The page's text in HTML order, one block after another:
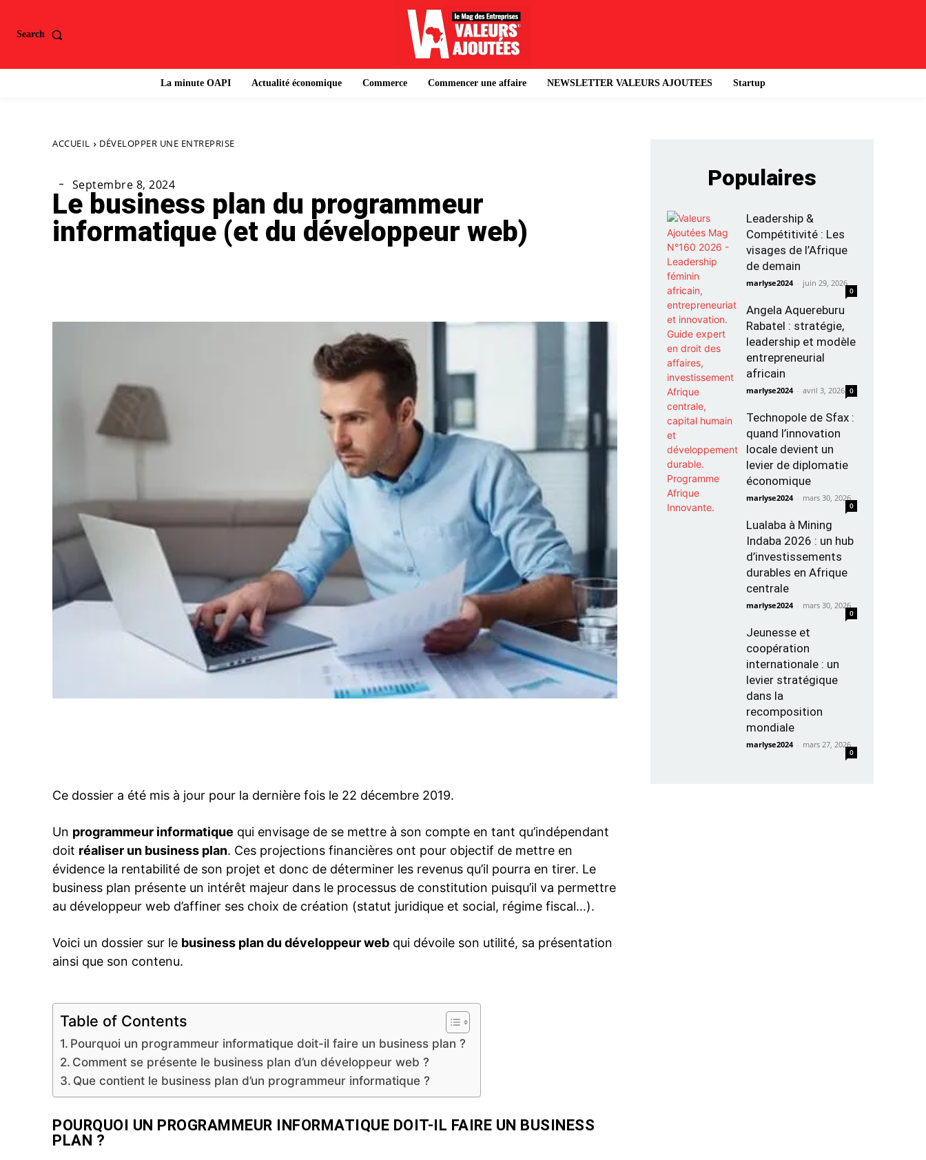
Search
La minute OAPI Actualité économique Commerce Commencer une affaire NEWSLETTER VALEURS AJOUTEES Startup
ACCUEIL DÉVELOPPER UNE ENTREPRISE
Septembre 8, 2024
Le business plan du programmeur
informatique (et du développeur web)
Ce dossier a été mis à jour pour la dernière fois le 22 décembre 2019.
Un programmeur informatique qui envisage de se mettre à son compte en tant qu’indépendant
doit réaliser un business plan. Ces projections financières ont pour objectif de mettre en
évidence la rentabilité de son projet et donc de déterminer les revenus qu’il pourra en tirer. Le
business plan présente un intérêt majeur dans le processus de constitution puisqu’il va permettre
au développeur web d’affiner ses choix de création (statut juridique et social, régime fiscal…).
Voici un dossier sur le business plan du développeur web qui dévoile son utilité, sa présentation
ainsi que son contenu.
Table of Contents
Pourquoi un programmeur informatique doit-il faire un business plan ?
Comment se présente le business plan d’un développeur web ?
Que contient le business plan d’un programmeur informatique ?
POURQUOI UN PROGRAMMEUR INFORMATIQUE DOIT-IL FAIRE UN BUSINESS
PLAN ?
Populaires
Leadership &
Compétitivité : Les
visages de l’Afrique
de demain
marlyse2024 - juin 29, 2026
0
Angela Aquereburu
Rabatel : stratégie,
leadership et modèle
entrepreneurial
africain
marlyse2024 - avril 3, 2026 0
Technopole de Sfax :
quand l’innovation
locale devient un
levier de diplomatie
économique
marlyse2024 - mars 30, 2026
0
Lualaba à Mining
Indaba 2026 : un hub
d’investissements
durables en Afrique
centrale
marlyse2024 - mars 30, 2026
0
Jeunesse et
coopération
internationale : un
levier stratégique
dans la
recomposition
mondiale
marlyse2024 - mars 27, 2026
0